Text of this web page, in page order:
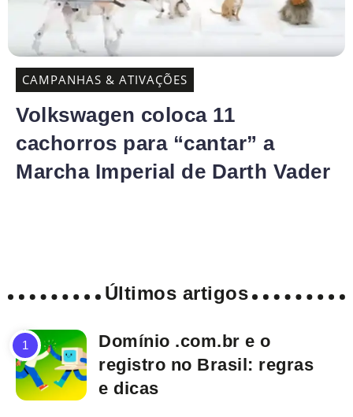
CAMPANHAS & ATIVAÇÕES
Volkswagen coloca 11
cachorros para “cantar” a
Marcha Imperial de Darth Vader
Últimos artigos
Domínio .com.br e o
registro no Brasil: regras
e dicas